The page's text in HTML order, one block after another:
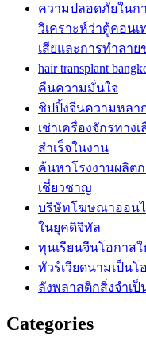
ความปลอดภัยในก
วิเคราะห์ว่าตู้คอน
เสียและการทำลา
hair transplant
คืนความมั่นใจ
ชิปปิ้งจีนความหล
เช่าเครื่องจักรทาง
สำเร็จในงาน
ค้นหาโรงงานผลิต
เชี่ยวชาญ
บริษัทโฆษณาออนไ
ในยุคดิจิทัล
ทุนเรียนจีนโอกาส
ทัวร์เวียดนามเป็นโ
ลังพลาสติกสิ่งจำเ
Categories